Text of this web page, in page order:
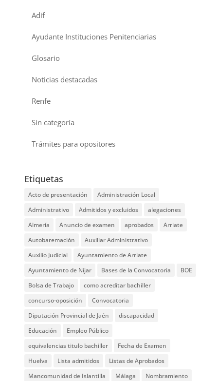
Adif
Ayudante Instituciones Penitenciarias
Glosario
Noticias destacadas
Renfe
Sin categoría
Trámites para opositores
Etiquetas
Acto de presentación
Administración Local
Administrativo
Admitidos y excluidos
alegaciones
Almería
Anuncio de examen aprobados
Arriate
Autobaremación
Auxiliar Administrativo
Auxilio Judicial
Ayuntamiento de Arriate
Ayuntamiento de Níjar
Bases de la Convocatoria
BOE
Bolsa de Trabajo
como acreditar bachiller
concurso-oposición
Convocatoria
Diputación Provincial de Jaén
discapacidad
Educación
Empleo Público
equivalencias titulo bachiller
Fecha de Examen
Huelva
Lista admitidos
Listas de Aprobados
Mancomunidad de Islantilla
Málaga
Nombramiento